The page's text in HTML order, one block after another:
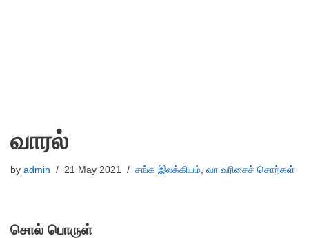
வாரல்
by admin 21 May 2021 சங்க இலக்கியம், வா வரிசைச் சொற்கள்
சொல் பொருள்